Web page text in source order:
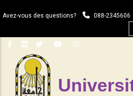
au
principal
Avez-vous des questions? 088-2345606